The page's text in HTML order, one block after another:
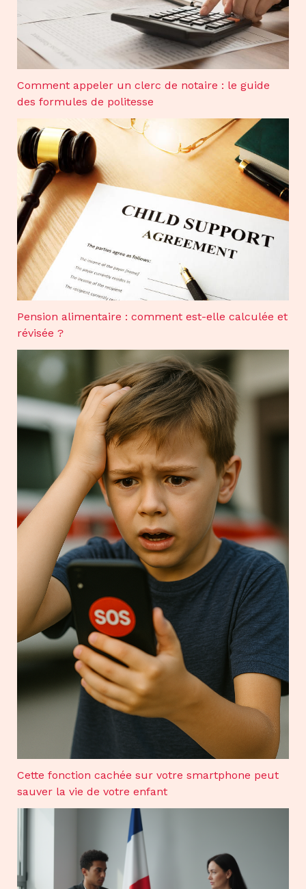
Comment appeler un clerc de notaire : le guide
des formules de politesse
Pension alimentaire : comment est-elle calculée et
révisée ?
Cette fonction cachée sur votre smartphone peut
sauver la vie de votre enfant